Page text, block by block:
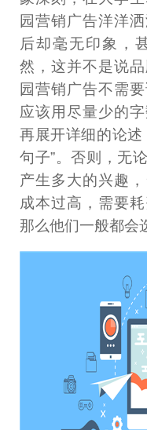
园营销广告洋洋
后却毫无印象，
然，这并不是说
园营销广告不需
应该用尽量少的
再展开详细的论述
句子”。否则，无
产生多大的兴趣
成本过高，需要
那么他们一般都会